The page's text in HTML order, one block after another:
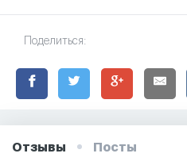
Поделиться:
Отзывы Посты